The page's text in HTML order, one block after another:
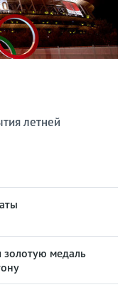
летней
золотую медаль